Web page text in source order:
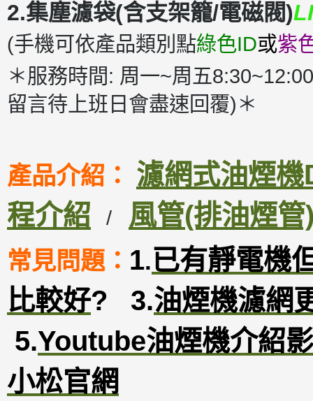
2.集塵濾袋(含支架籠/電磁閥)
(手機可依產品類別點綠色ID或紫
＊服務時間: 周一~周五
留言待上班日會盡速回覆)＊
產品介紹： 濾網式油煙
程介紹
/ 風管(排油煙管
常見問題： 1.已有靜電機
比較好? 3.油煙機濾網
5.Youtube油煙機介紹
小松官網